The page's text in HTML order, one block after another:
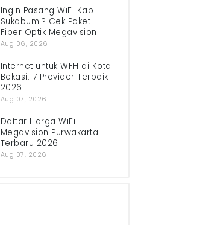
Ingin Pasang WiFi Kab
Sukabumi? Cek Paket
Fiber Optik Megavision
Aug 06, 2026
Internet untuk WFH di Kota
Bekasi: 7 Provider Terbaik
2026
Aug 07, 2026
Daftar Harga WiFi
Megavision Purwakarta
Terbaru 2026
Aug 07, 2026